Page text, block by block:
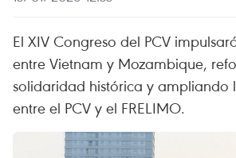
El XIV Congreso del PCV
entre Vietnam y Mozambique,
solidaridad histórica y ampliando
entre el PCV y el FRELIMO.